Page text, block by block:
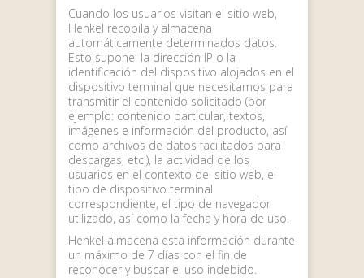
Cuando los usuarios visitan el sitio web,
Henkel recopila y almacena
automáticamente determinados datos.
Esto supone: la dirección IP o la
identificación del dispositivo alojados en el
dispositivo terminal que necesitamos para
transmitir el contenido solicitado (por
ejemplo: contenido particular, textos,
imágenes e información del producto, así
como archivos de datos facilitados para
descargas, etc.), la actividad de los
usuarios en el contexto del sitio web, el
tipo de dispositivo terminal
correspondiente, el tipo de navegador
utilizado, así como la fecha y hora de uso.
Henkel almacena esta información durante
un máximo de 7 días con el fin de
reconocer y buscar el uso indebido.